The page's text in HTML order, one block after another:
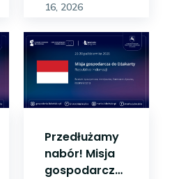
lipca 2026 r.
Marszałkowski
Województwa
Lubelskiego w
Lublinie ogłasza
przedsiębiorców
z województwa
16, 2026
Przedłużamy
nabór! Misja
gospodarcza